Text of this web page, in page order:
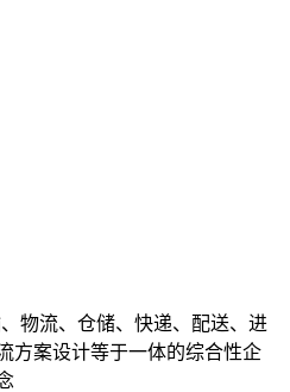
物流、仓储、快递、配送、进
方案设计等于一体的综合性企